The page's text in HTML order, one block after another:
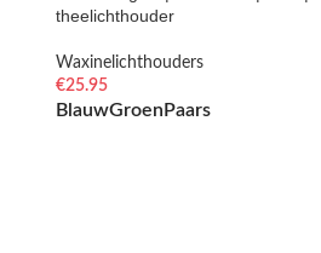
theelichthouder
Waxinelichthouders
€25.95
BlauwGroen Paars